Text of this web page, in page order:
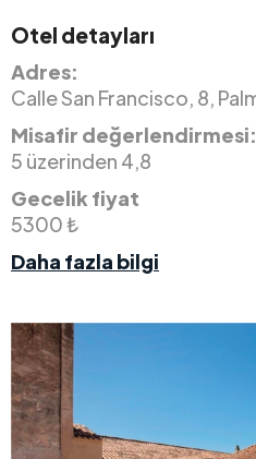
Otel detayları
Adres:
Calle San Francisco, 8,
Misafir değerlendirmesi:
5 üzerinden 4,8
Gecelik fiyat
5300 ₺
Daha fazla bilgi